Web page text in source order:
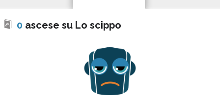
0 ascese su Lo scippo